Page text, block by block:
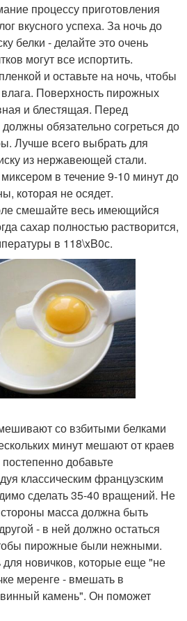
процессу приготовления
вкусного успеха. За ночь до
белки - делайте это очень
могут все испортить.
и оставьте на ночь, чтобы
Поверхность пирожных
и блестящая. Перед
обязательно согреться до
Лучше всего выбрать для
из нержавеющей стали.
в течение 9-10 минут до
которая не осядет.
смешайте весь имеющийся
сахар полностью растворится,
в 118\xB0с.
со взбитыми белками
минут мешают от краев
добавьте
классическим французским
сделать 35-40 вращений. Не
масса должна быть
- в ней должно остаться
пирожные были нежными.
новичков, которые еще "не
меренге - вмешать в
камень". Он поможет